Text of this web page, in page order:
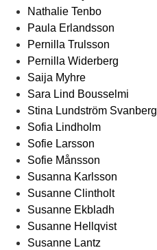
Nathalie Tenbo
Paula Erlandsson
Pernilla Trulsson
Pernilla Widerberg
Saija Myhre
Sara Lind Bousselmi
Stina Lundström Svanberg
Sofia Lindholm
Sofie Larsson
Sofie Månsson
Susanna Karlsson
Susanne Clintholt
Susanne Ekbladh
Susanne Hellqvist
Susanne Lantz